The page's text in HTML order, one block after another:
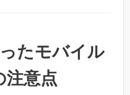
たモバイル
意点